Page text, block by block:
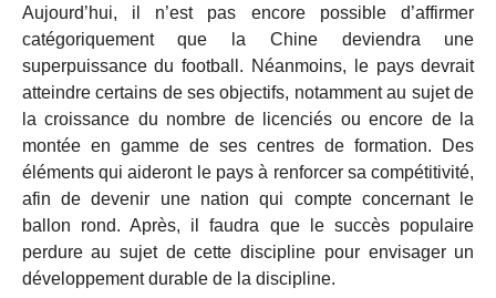
Aujourd’hui, il n’est pas encore possible d’affirmer
catégoriquement que la Chine deviendra une
superpuissance du football. Néanmoins, le pays devrait
atteindre certains de ses objectifs, notamment au sujet de
la croissance du nombre de licenciés ou encore de la
montée en gamme de ses centres de formation. Des
éléments qui aideront le pays à renforcer sa compétitivité,
afin de devenir une nation qui compte concernant le
ballon rond. Après, il faudra que le succès populaire
perdure au sujet de cette discipline pour envisager un
développement durable de la discipline.